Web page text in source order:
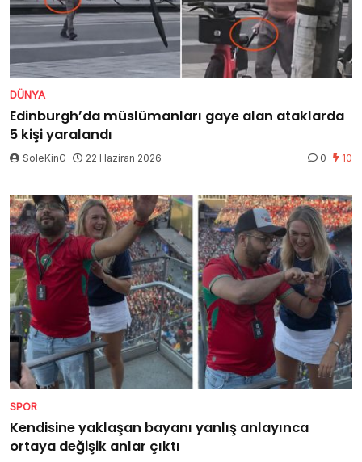
DÜNYA
Edinburgh’da müslümanları gaye alan ataklarda
5 kişi yaralandı
SoleKinG 22 Haziran 2026 0 10
SPOR
Kendisine yaklaşan bayanı yanlış anlayınca
ortaya değişik anlar çıktı